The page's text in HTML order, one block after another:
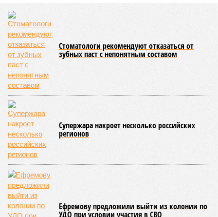
Как бы мы ни старались, достигнуть бессмертия у человека не
получится никогда, даже при самых совершенных технологиях и
самой совершенной медицине. Точку в многолетних дебатах о
долголетии поставило новое исследование российских учёных: в
теории максимальный предел жизни – 194 года. Но и этот
возраст практически вряд ли достижим – во всём виноваты
мутации ДНК.
Сюжет:
В 2023 году в статье, опубликованной в научном издании
Cell.com, были описаны 12 признаков старения. К ним
относятся – не пугайтесь учёных терминов – повышенная
вероятность генетических мутаций при делении клетки,
неспособность контролировать выработку и поддержание
белков, а также дисфункция митохондрий. Некоторые из